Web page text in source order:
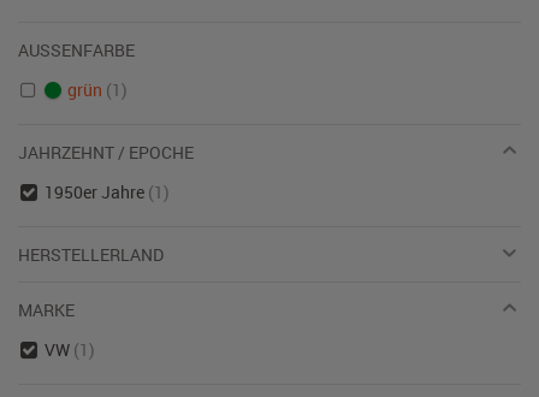
AUSSENFARBE
grün (1)
JAHRZEHNT / EPOCHE
1950er Jahre (1)
HERSTELLERLAND
MARKE
VW (1)